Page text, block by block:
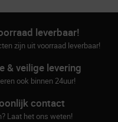
leverbaar!
zijn uit voorraad leverbaar!
& veilige levering
ook binnen 24uur!
contact
Laat het ons weten!